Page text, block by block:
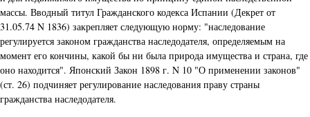
массы. Вводный титул Гражданского кодекса Испании (Декрет от
31.05.74 N 1836) закрепляет следующую норму: "наследование
регулируется законом гражданства наследодателя, определяемым на
момент его кончины, какой бы ни была природа имущества и страна, где
оно находится". Японский Закон 1898 г. N 10 "О применении законов"
(ст. 26) подчиняет регулирование наследования праву страны
гражданства наследодателя.